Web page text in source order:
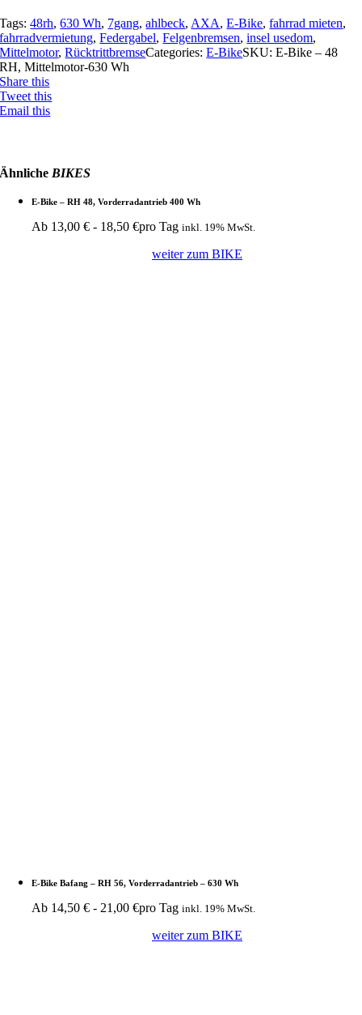
Tags:48rh,630 Wh, 7gang,ahlbeck, AXA,E-Bike,fahrrad mieten,
fahrradvermietung,Federgabel,Felgenbremsen,insel usedom,
Mittelmotor,RücktrittbremseCategories:E-BikeSKU:E-Bike – 48
RH, Mittelmotor-630 Wh
Share this
Tweet this
Email this
Ähnliche BIKES
E-Bike – RH 48, Vorderradantrieb 400 Wh
Ab 13,00€ - 18,50€pro Tag inkl. 19% MwSt.
weiter zum BIKE
E-Bike Bafang – RH 56, Vorderradantrieb – 630 Wh
Ab 14,50€ - 21,00€pro Tag inkl. 19% MwSt.
weiter zum BIKE